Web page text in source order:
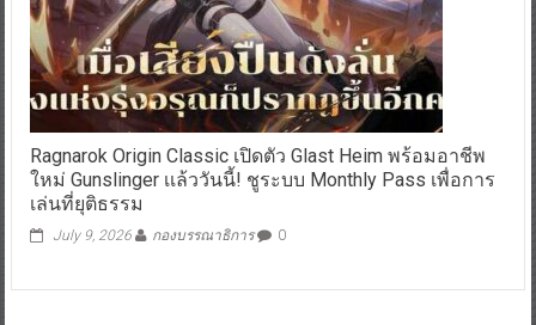
Ragnarok Origin Classic เปิดตัว Glast Heim พร้อมอาชีพ
ใหม่ Gunslinger เเล้ววันนี้! ชูระบบ Monthly Pass เพื่อการ
เล่นที่ยุติธรรม
July 9, 2026 กองบรรณาธิการ 0